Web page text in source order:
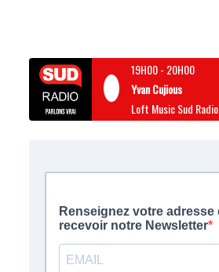
19H00- 20H00
Yvan Cujious
Loft Music Sud Radio